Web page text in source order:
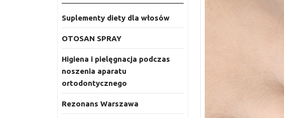
Suplementy diety dla włosów
OTOSAN SPRAY
Higiena i pielęgnacja podczas
noszenia aparatu
ortodontycznego
Rezonans Warszawa